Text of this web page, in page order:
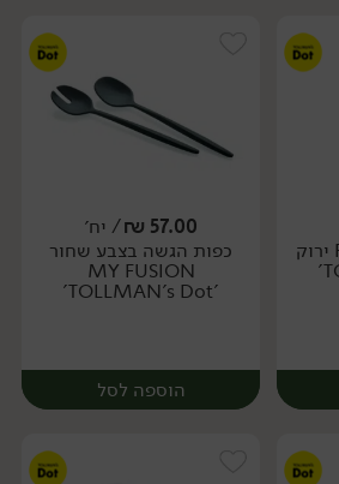
יח׳
57.00
₪/ יח׳
כפות הגשה בצבע שחור
MY FUSION
'TOLLMAN's Dot'
הוספה לסל